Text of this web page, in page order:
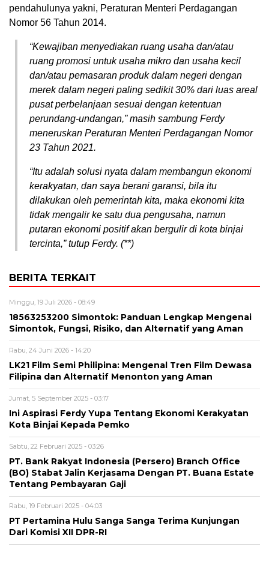
pendahulunya yakni, Peraturan Menteri Perdagangan
Nomor 56 Tahun 2014.
“Kewajiban menyediakan ruang usaha dan/atau
ruang promosi untuk usaha mikro dan usaha kecil
dan/atau pemasaran produk dalam negeri dengan
merek dalam negeri paling sedikit 30% dari luas areal
pusat perbelanjaan sesuai dengan ketentuan
perundang-undangan,” masih sambung Ferdy
meneruskan Peraturan Menteri Perdagangan Nomor
23 Tahun 2021.
“Itu adalah solusi nyata dalam membangun ekonomi
kerakyatan, dan saya berani garansi, bila itu
dilakukan oleh pemerintah kita, maka ekonomi kita
tidak mengalir ke satu dua pengusaha, namun
putaran ekonomi positif akan bergulir di kota binjai
tercinta,” tutup Ferdy. (**)
BERITA TERKAIT
Minggu, 19 Juli 2026 - 08:49
18563253200 Simontok: Panduan Lengkap Mengenai
Simontok, Fungsi, Risiko, dan Alternatif yang Aman
Rabu, 24 Juni 2026 - 14:20
LK21 Film Semi Philipina: Mengenal Tren Film Dewasa
Filipina dan Alternatif Menonton yang Aman
Jumat, 5 September 2025 - 03:17
Ini Aspirasi Ferdy Yupa Tentang Ekonomi Kerakyatan
Kota Binjai Kepada Pemko
Sabtu, 22 Februari 2025 - 03:26
PT. Bank Rakyat Indonesia (Persero) Branch Office
(BO) Stabat Jalin Kerjasama Dengan PT. Buana Estate
Tentang Pembayaran Gaji
Rabu, 19 Februari 2025 - 04:03
PT Pertamina Hulu Sanga Sanga Terima Kunjungan
Dari Komisi XII DPR-RI